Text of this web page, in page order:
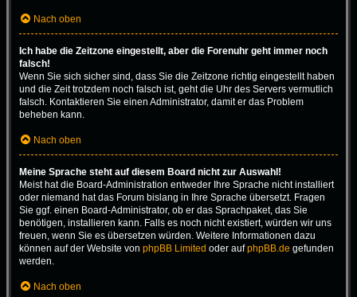
Nach oben
Ich habe die Zeitzone eingestellt, aber die Forenuhr geht immer noch
falsch!
Wenn Sie sich sicher sind, dass Sie die Zeitzone richtig eingestellt haben
und die Zeit trotzdem noch falsch ist, geht die Uhr des Servers vermutlich
falsch. Kontaktieren Sie einen Administrator, damit er das Problem
beheben kann.
Nach oben
Meine Sprache steht auf diesem Board nicht zur Auswahl!
Meist hat die Board-Administration entweder Ihre Sprache nicht installiert
oder niemand hat das Forum bislang in Ihre Sprache übersetzt. Fragen
Sie ggf. einen Board-Administrator, ob er das Sprachpaket, das Sie
benötigen, installieren kann. Falls es noch nicht existiert, würden wir uns
freuen, wenn Sie es übersetzen würden. Weitere Informationen dazu
können auf der Website von phpBB Limited oder aufphpBB.de gefunden
werden.
Nach oben